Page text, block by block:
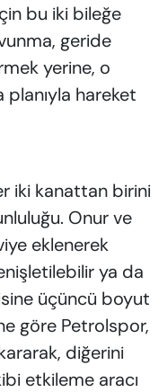
bu iki bileğe
geride
yerine, o
planıyla hareket
iki kanattan birini
Onur ve
eklenerek
ya da
üçüncü boyut
göre Petrolspor,
diğerini
etkileme aracı